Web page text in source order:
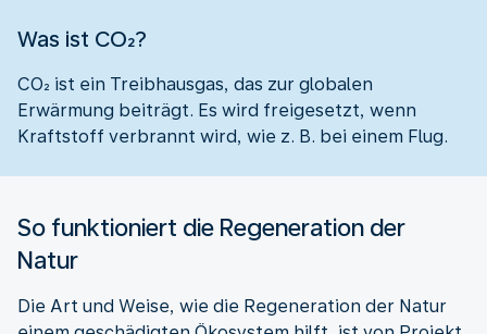
Was ist CO₂?
CO₂ ist ein Treibhausgas, das zur globalen
Erwärmung beiträgt. Es wird freigesetzt, wenn
Kraftstoff verbrannt wird, wie z. B. bei einem Flug.
So funktioniert die Regeneration der
Natur
Die Art und Weise, wie die Regeneration der Natur